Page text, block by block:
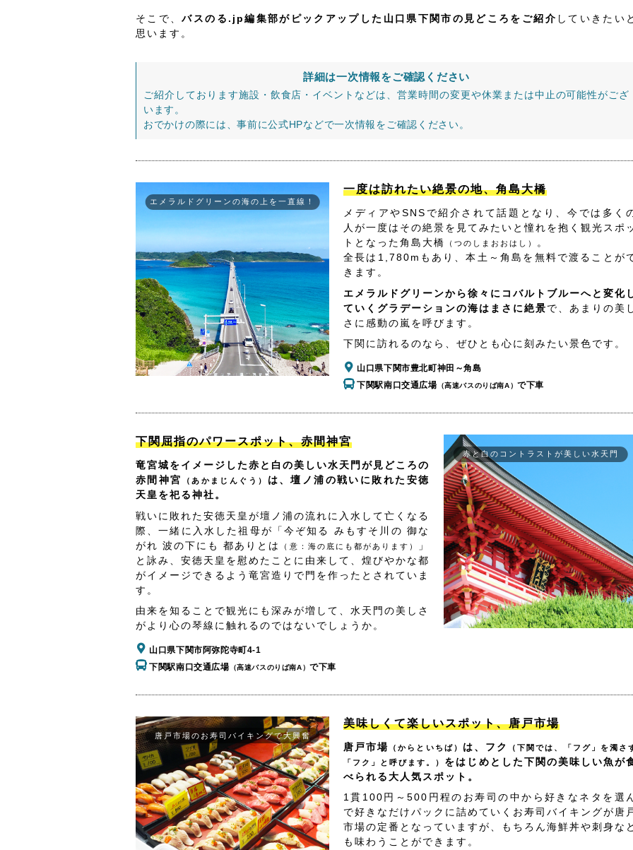
そこで、バスのる.jp編集部がピックアップした山口県下関市の見どころをご紹介 していきたい
思います。
詳細は一次情報をご確認ください
ご紹介しております施設・飲食店・イベントなどは、営業時間の変更や休業または中止の可能性がござ
います。
おでかけの際には、事前に公式HPなどで一次情報をご確認ください。
エメラルドグリーンの海の上を一直線！
一度は訪れたい絶景の地、角島大橋
メディアやSNSで紹介されて話題となり、今では多く
人が一度はその絶景を見てみたいと憧れを抱く観光スポ
トとなった角島大橋
（つのしまおおはし） 。
全長は1,780mもあり、本土～角島を無料で渡ることが
きます。
エメラルドグリーンから徐々にコバルトブルーへと変化
ていくグラデーションの海はまさに絶景で、あまりの美
さに感動の嵐を呼びます。
下関に訪れるのなら、ぜひとも心に刻みたい景色です。
山口県下関市豊北町神田～角島
下関駅南口交通広場 （高速バスのりば南A）で下車
下関屈指のパワースポット、赤間神宮
竜宮城をイメージした赤と白の美しい水天門が見どころの
赤間神宮
（あかまじんぐう）
は、壇ノ浦の戦いに敗れた安徳
天皇を祀る神社。
戦いに敗れた安徳天皇が壇ノ浦の流れに入水して亡くなる
際、一緒に入水した祖母が「今ぞ知る みもすそ川の 御な
がれ 波の下にも 都ありとは
（意：海の底にも都があります）
」
と詠み、安徳天皇を慰めたことに由来して、煌びやかな都
がイメージできるよう竜宮造りで門を作ったとされていま
す。
由来を知ることで観光にも深みが増して、水天門の美しさ
がより心の琴線に触れるのではないでしょうか。
山口県下関市阿弥陀寺町4-1
下関駅南口交通広場 （高速バスのりば南A）で下車
赤と白のコントラストが美しい水天門
唐戸市場のお寿司バイキングで大興奮
美味しくて楽しいスポット、唐戸市場
唐戸市場 （からといちば） は、フク
（下関では、「フグ」を濁さ
「フク」と呼びます。） をはじめとした下関の美味しい魚が
べられる大人気スポット。
1貫100円～500円程のお寿司の中から好きなネタを選
で好きなだけパックに詰めていくお寿司バイキングが唐
市場の定番となっていますが、もちろん海鮮丼や刺身な
も味わうことができます。